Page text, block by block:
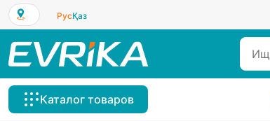
РусҚаз
Каталог товаров